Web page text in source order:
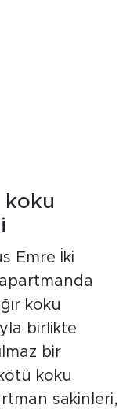
koku
Emre İki
koku
birlikte
bir
koku
sakinleri,